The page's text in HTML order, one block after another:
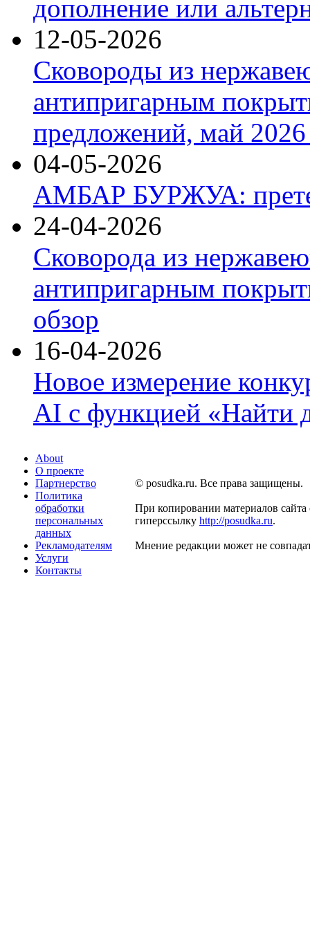
дополнение или
12-05-2026
Сковороды из
антипригарным
предложений, май 2026
04-05-2026
АМБАР БУРЖУА:
24-04-2026
Сковорода из
антипригарным
обзор
16-04-2026
Новое измерение
AI с функцией «Найти
About
О проекте
Партнерство
Политика
обработки
персональных
данных
Рекламодателям
Услуги
Контакты
© posudka.ru. Все права защищены.
При копировании материалов сайта
гиперссылку http://posudka.ru.
Мнение редакции может не